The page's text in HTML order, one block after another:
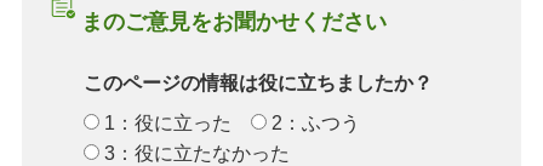
まのご意見をお聞かせください
このページの情報は役に立ちましたか？
1：役に立った
2：ふつう
3：役に立たなかった